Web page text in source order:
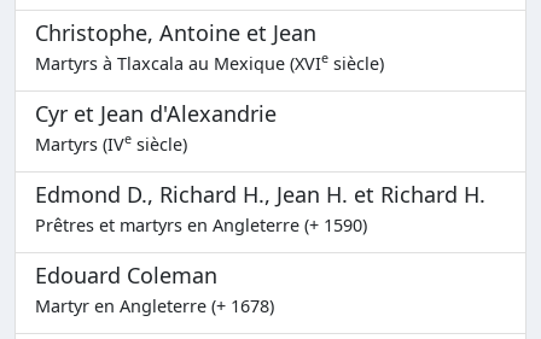
Christophe, Antoine et Jean
Martyrs à Tlaxcala au Mexique (XVIe siècle)
Cyr et Jean d'Alexandrie
Martyrs (IVe siècle)
Edmond D., Richard H., Jean H. et Richard H.
Prêtres et martyrs en Angleterre (+ 1590)
Edouard Coleman
Martyr en Angleterre (+ 1678)